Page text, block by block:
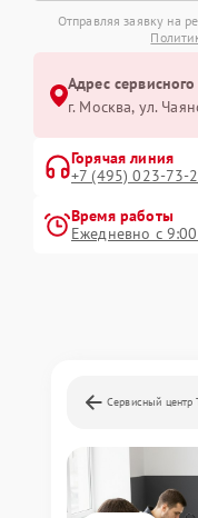
Отправляя заявку на
Адрес
г. Москва, ул.
Горячая линия
+7 (495) 023-73-
Время работы
Ежедневно с
Сервисный центр